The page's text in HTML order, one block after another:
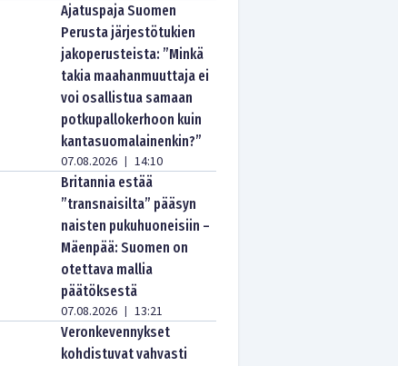
Ajatuspaja Suomen
Perusta järjestötukien
jakoperusteista: ”Minkä
takia maahanmuuttaja ei
voi osallistua samaan
potkupallokerhoon kuin
kantasuomalainenkin?”
07.08.2026 | 14:10
Britannia estää
”transnaisilta” pääsyn
naisten pukuhuoneisiin –
Mäenpää: Suomen on
otettava mallia
päätöksestä
07.08.2026 | 13:21
Veronkevennykset
kohdistuvat vahvasti